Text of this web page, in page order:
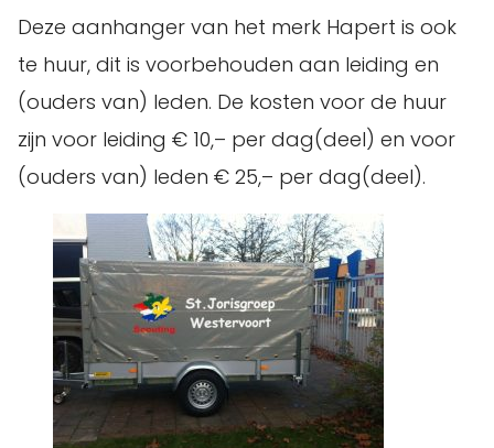
Deze aanhanger van het merk Hapert is ook
te huur, dit is voorbehouden aan leiding en
(ouders van) leden. De kosten voor de huur
zijn voor leiding € 10,– per dag(deel) en voor
(ouders van) leden € 25,– per dag(deel).